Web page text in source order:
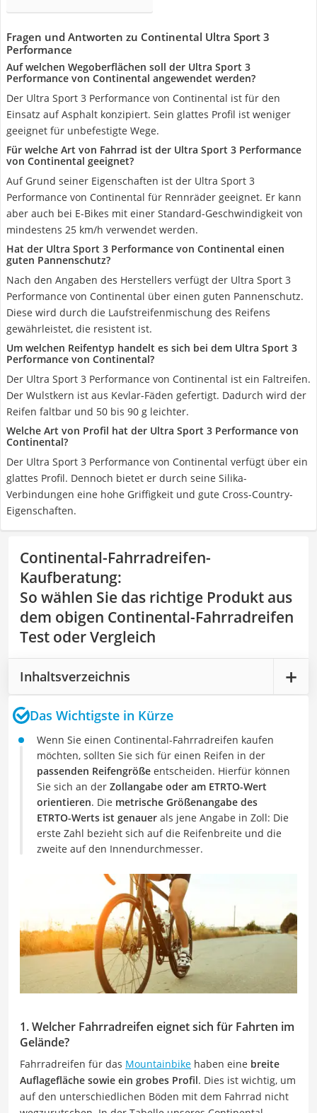
Fragen und Antworten zu Continental Ultra Sport 3
Performance
Auf welchen Wegoberflächen soll der Ultra Sport 3
Performance von Continental angewendet werden?
Der Ultra Sport 3 Performance von Continental ist für den
Einsatz auf Asphalt konzipiert. Sein glattes Profil ist weniger
geeignet für unbefestigte Wege.
Für welche Art von Fahrrad ist der Ultra Sport 3 Performance
von Continental geeignet?
Auf Grund seiner Eigenschaften ist der Ultra Sport 3
Performance von Continental für Rennräder geeignet. Er kann
aber auch bei E-Bikes mit einer Standard-Geschwindigkeit von
mindestens 25 km/h verwendet werden.
Hat der Ultra Sport 3 Performance von Continental einen
guten Pannenschutz?
Nach den Angaben des Herstellers verfügt der Ultra Sport 3
Performance von Continental über einen guten Pannenschutz.
Diese wird durch die Laufstreifenmischung des Reifens
gewährleistet, die resistent ist.
Um welchen Reifentyp handelt es sich bei dem Ultra Sport 3
Performance von Continental?
Der Ultra Sport 3 Performance von Continental ist ein Faltreifen.
Der Wulstkern ist aus Kevlar-Fäden gefertigt. Dadurch wird der
Reifen faltbar und 50 bis 90 g leichter.
Welche Art von Profil hat der Ultra Sport 3 Performance von
Continental?
Der Ultra Sport 3 Performance von Continental verfügt über ein
glattes Profil. Dennoch bietet er durch seine Silika-
Verbindungen eine hohe Griffigkeit und gute Cross-Country-
Eigenschaften.
Continental-Fahrradreifen-
Kaufberatung:
So wählen Sie das richtige Produkt aus
dem obigen Continental-Fahrradreifen
Test oder Vergleich
Inhaltsverzeichnis
Das Wichtigste in Kürze
Wenn Sie einen Continental-Fahrradreifen kaufen
möchten, sollten Sie sich für einen Reifen in der
passenden Reifengröße entscheiden. Hierfür können
Sie sich an der Zollangabe oder am ETRTO-Wert
orientieren. Die metrische Größenangabe des
ETRTO-Werts ist genauer als jene Angabe in Zoll: Die
erste Zahl bezieht sich auf die Reifenbreite und die
zweite auf den Innendurchmesser.
1. Welcher Fahrradreifen eignet sich für Fahrten im
Gelände?
Fahrradreifen für das Mountainbike haben eine breite
Auflagefläche sowie ein grobes Profil. Dies ist wichtig, um
auf den unterschiedlichen Böden mit dem Fahrrad nicht